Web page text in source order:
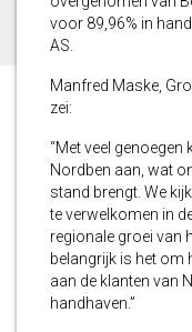
voor 89,96% in
AS.
Manfred Maske,
zei:
“Met veel
Nordben aan, wat
stand brengt. We
te verwelkomen in
regionale groei van
belangrijk is het om
aan de klanten van
handhaven.”